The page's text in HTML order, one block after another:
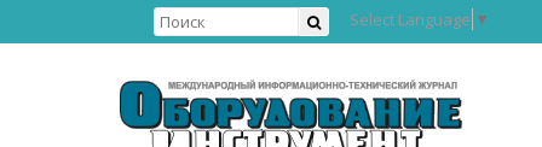
Select Language ▼